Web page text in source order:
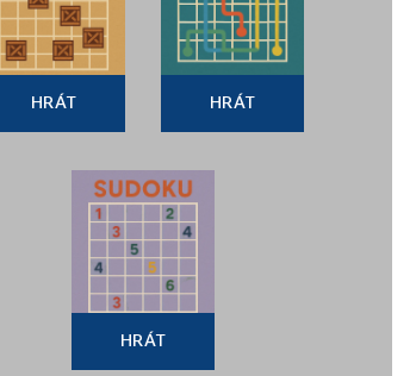
HRÁT HRÁT
HRÁT